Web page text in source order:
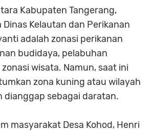
Kabupaten Tangerang,
Kelautan dan Perikanan
adalah zonasi perikanan
budidaya, pelabuhan
wisata. Namun, saat ini
zona kuning atau wilayah
dianggap sebagai daratan.
masyarakat Desa Kohod, Henri